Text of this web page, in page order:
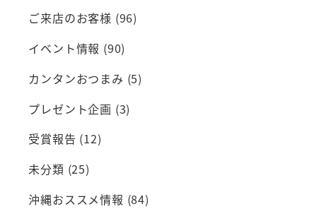
ご来店のお客様 (96)
イベント情報 (90)
カンタンおつまみ (5)
プレゼント企画 (3)
受賞報告 (12)
未分類 (25)
沖縄おススメ情報 (84)